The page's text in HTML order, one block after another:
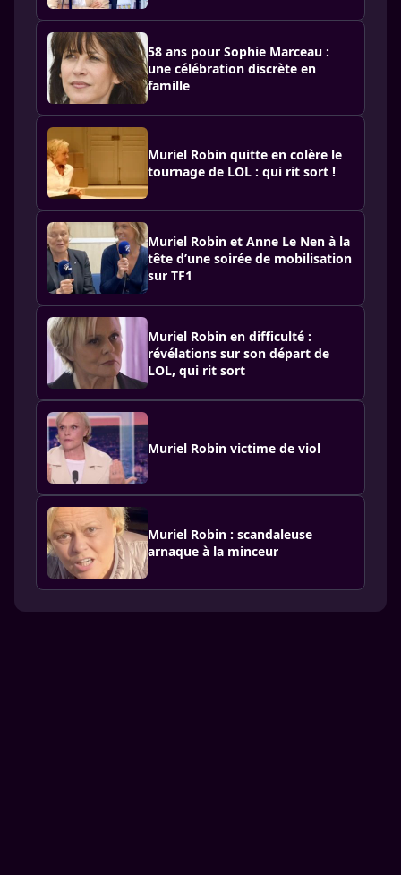
58 ans pour Sophie Marceau :
une célébration discrète en
famille
Muriel Robin quitte en colère le
tournage de LOL : qui rit sort !
Muriel Robin et Anne Le Nen à la
tête d’une soirée de mobilisation
sur TF1
Muriel Robin en difficulté :
révélations sur son départ de
LOL, qui rit sort
Muriel Robin victime de viol
Muriel Robin : scandaleuse
arnaque à la minceur